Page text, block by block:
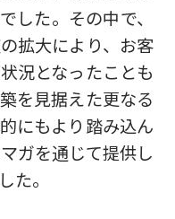
した。その中で、
拡大により、お客
況となったことも
を見据えた更なる
にもより踏み込ん
ガを通じて提供し
た。